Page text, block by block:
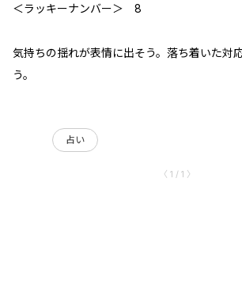
＜ラッキーナンバー＞ 8
気持ちの揺れが表情に出そう。落ち着いた対
う。
占い
〈 1 / 1 〉